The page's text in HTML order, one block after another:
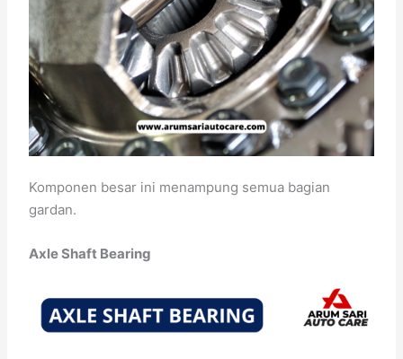
Komponen besar ini menampung semua bagian
gardan.
Axle Shaft Bearing